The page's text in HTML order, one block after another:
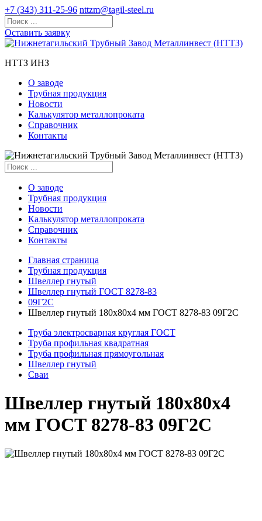
+7 (343) 311-25-96 nttzm@tagil-steel.ru
Оставить заявку
НТТЗ ИНЗ
О заводе
Трубная продукция
Новости
Калькулятор металлопроката
Справочник
Контакты
О заводе
Трубная продукция
Новости
Калькулятор металлопроката
Справочник
Контакты
Главная страница
Трубная продукция
Швеллер гнутый
Швеллер гнутый ГОСТ 8278-83
09Г2С
Швеллер гнутый 180x80x4 мм ГОСТ 8278-83 09Г2С
Труба электросварная круглая ГОСТ
Труба профильная квадратная
Труба профильная прямоугольная
Швеллер гнутый
Сваи
Швеллер гнутый 180x80x4
мм ГОСТ 8278-83 09Г2С